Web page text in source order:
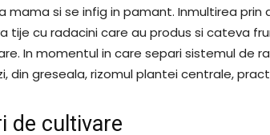
mama si se infig in pamant. Inmultirea prin
tije cu radacini care au produs si cateva
In momentul in care separi sistemul de
din greseala, rizomul plantei centrale,
de cultivare